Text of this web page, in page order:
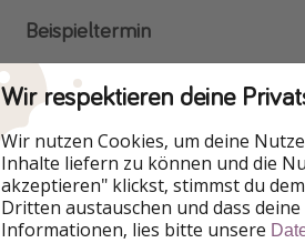
Beispieltermin
Wir respektieren deine
Wir nutzen Cookies, um deine
Inhalte liefern zu können und die
akzeptieren" klickst, stimmst du
Dritten austauschen und dass
Informationen, lies bitte unsere